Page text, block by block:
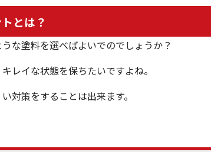
とは？
な塗料を選べばよいでのでしょうか？
レイな状態を保ちたいですよね。
対策をすることは出来ます。